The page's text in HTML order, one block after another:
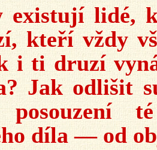
existují lidé,
kteří vždy
i ti druzí
Jak odlišit
díla — od